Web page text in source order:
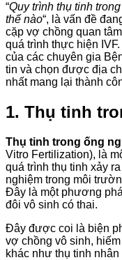
“Quy trình thụ tinh
thế nào“, là vấn đề
cặp vợ chồng quan
quá trình thực hiện
của các chuyên gia
tin và chọn được địa
nhất mang lại thành
1. Thụ tinh
Thụ tinh trong ống
Vitro Fertilization), là
quá trình thụ tinh xảy
nghiệm trong môi
Đây là một phương
đôi vô sinh có thai.
Đây được coi là biện
vợ chồng vô sinh,
khác như thụ tinh